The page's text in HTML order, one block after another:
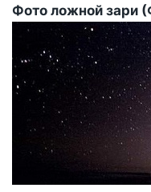
Фото ложной зари